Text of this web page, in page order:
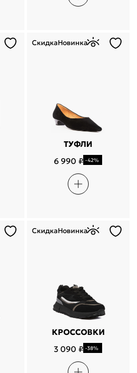
ТУФЛИ
6 990 ₽ -42%
СкидкаНовинка
КРОССОВКИ
3 090 ₽ -38%
СкидкаНовинка